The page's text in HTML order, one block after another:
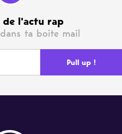
de l'actu rap
ta boite mail